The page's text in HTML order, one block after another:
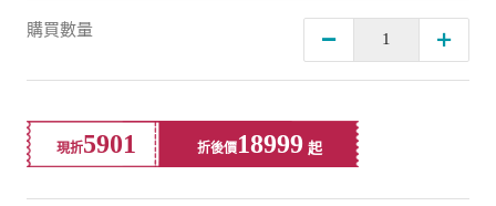
購買數量
現折5901 折後價18999